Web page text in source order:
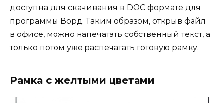
доступна для скачивания в DOC формате для
программы Ворд. Таким образом, открыв файл
в офисе, можно напечатать собственный текст, а
только потом уже распечатать готовую рамку.
Рамка с желтыми цветами